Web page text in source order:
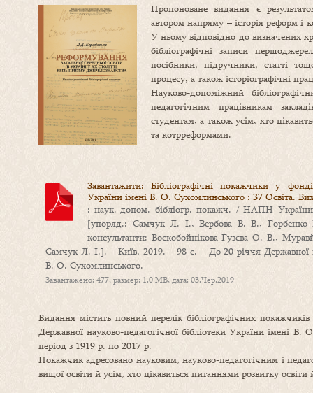
Пропонованевидання є
автором напряму – історія реформ і
У ньому відповідно до визначених
бібліографічні записи
посібники, підручники, статті
процесу, а також історіографічні
Науково-допоміжний
педагогічним працівникам
студентам, а також усім, хто
та котрреформами.
Завантажити: Бібліографічні покажчики у
України імені В. О. Сухомлинського : 37 Освіта.
: наук.-допом. бібліогр. покажч. / НАПН
[упоряд.: Самчук Л. І., Вербова В. В.,
консультанти: Воскобойнікова-Гузєва О. В.,
Самчук Л. І.]. – Київ, 2019. – 98 c. – До 20-річчя Державної
В. О. Сухомлинського.
Завантажено: 477, размер: 1.0 MB, дата: 03.Чер.2019
Видання містить повний перелік бібліографічних
Державної науково-педагогічної бібліотеки України імені
період з 1919 р. по 2017 р.
Покажчик адресовано науковим, науково-педагогічним і
вищої освіти й усім, хто цікавиться питаннями розвитку освіти